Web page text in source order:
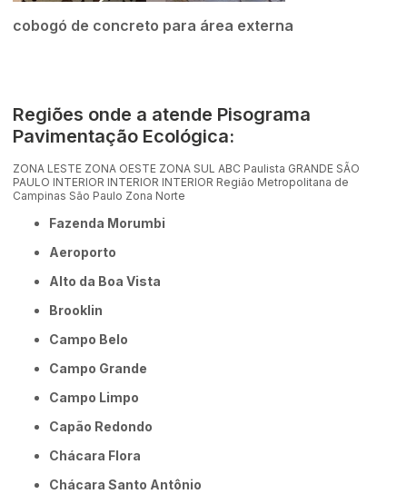
cobogó de concreto para área externa
Regiões onde a atende Pisograma
Pavimentação Ecológica:
ZONA LESTE ZONA OESTE ZONA SUL ABC Paulista GRANDE SÃO
PAULO INTERIOR INTERIOR INTERIOR Região Metropolitana de
Campinas São Paulo Zona Norte
Fazenda Morumbi
Aeroporto
Alto da Boa Vista
Brooklin
Campo Belo
Campo Grande
Campo Limpo
Capão Redondo
Chácara Flora
Chácara Santo Antônio